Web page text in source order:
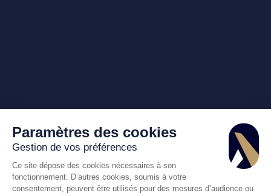
Paramètres des cookies
Gestion de vos préférences
Ce site dépose des cookies nécessaires à son
fonctionnement. D’autres cookies, soumis à votre
consentement, peuvent être utilisés pour des mesures d’audience ou